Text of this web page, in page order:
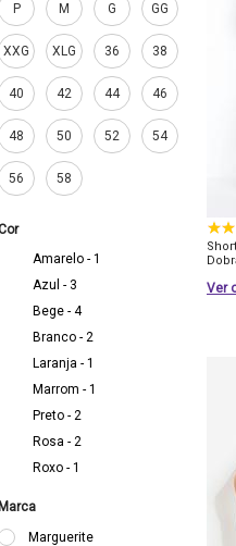
P M G GG
XXG XLG 36 38
40 42 44 46
48 50 52 54
56 58
Amarelo - 1
Azul - 3
Bege - 4
Branco - 2
Laranja - 1
Marrom - 1
Preto - 2
Rosa - 2
Roxo - 1
Marguerite
Ver